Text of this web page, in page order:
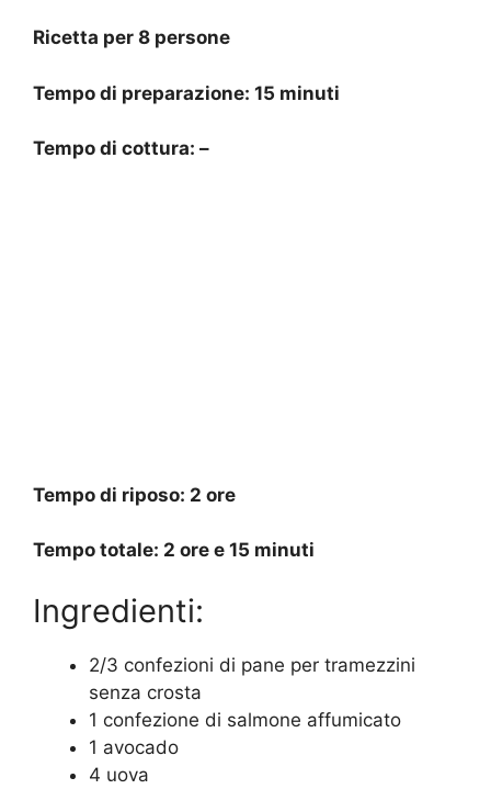
Ricetta per 8 persone
Tempo di preparazione: 15 minuti
Tempo di cottura: –
Tempo di riposo: 2 ore
Tempo totale: 2 ore e 15 minuti
Ingredienti:
2/3 confezioni di pane per tramezzini
senza crosta
1 confezione di salmone affumicato
1 avocado
4 uova